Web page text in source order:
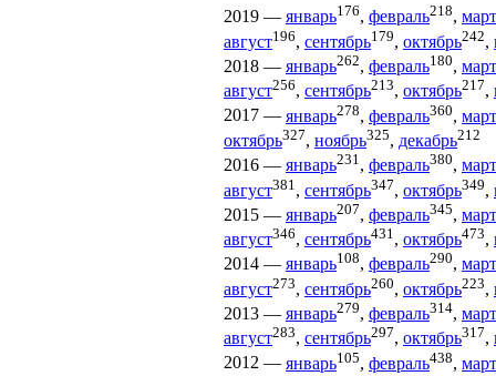
2019 — январь176, февраль218, март
август196, сентябрь179, октябрь242,
2018 — январь262, февраль180, март
август256, сентябрь213, октябрь217,
2017 — январь278, февраль360, март
октябрь327, ноябрь325, декабрь212
2016 — январь231 , февраль380, март
август381 , сентябрь347, октябрь349,
2015 — январь207, февраль345, март
август346, сентябрь431 , октябрь473,
2014 — январь108, февраль290, март
август273, сентябрь260, октябрь223,
2013 — январь279, февраль314, март
август283, сентябрь297, октябрь317,
2012 — январь105, февраль438, март